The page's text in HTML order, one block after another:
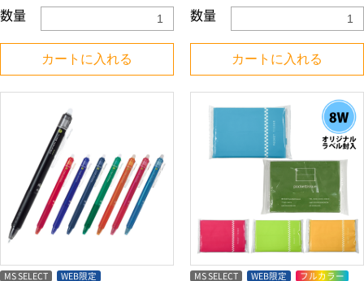
数量
カートに入れる
数量
カートに入れる
MS SELECT WEB限定 MS SELECT WEB限定 フルカラー